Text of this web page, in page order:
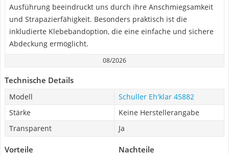
Ausführung beeindruckt uns durch ihre Anschmiegsamkeit
und Strapazierfähigkeit. Besonders praktisch ist die
inkludierte Klebebandoption, die eine einfache und sichere
Abdeckung ermöglicht.
08/2026
Technische Details
Modell
Schuller Eh'klar 45882
Stärke
Keine Herstellerangabe
Transparent
Ja
Vorteile Nachteile